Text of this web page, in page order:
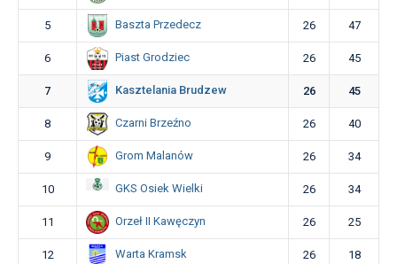
5 Baszta Przedecz 26 47
6 Piast Grodziec 26 45
7 Kasztelania Brudzew 26 45
8 Czarni Brzeźno 26 40
9 Grom Malanów 26 34
10 GKS Osiek Wielki 26 34
11 Orzeł II Kawęczyn 26 25
12 Warta Kramsk 26 18